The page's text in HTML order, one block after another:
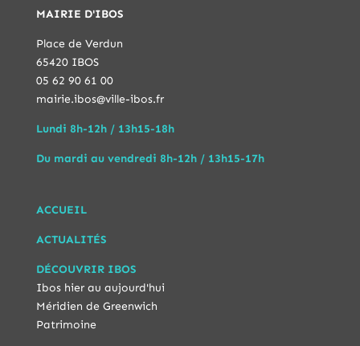
MAIRIE D'IBOS
Place de Verdun
65420 IBOS
05 62 90 61 00
mairie.ibos@ville-ibos.fr
Lundi 8h-12h / 13h15-18h
Du mardi au vendredi 8h-12h / 13h15-17h
ACCUEIL
ACTUALITÉS
DÉCOUVRIR IBOS
Ibos hier au aujourd'hui
Méridien de Greenwich
Patrimoine